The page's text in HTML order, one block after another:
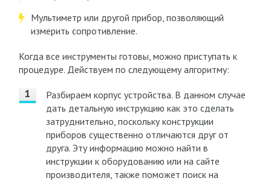
Мультиметр или другой прибор, позволяющий
измерить сопротивление.
Когда все инструменты готовы, можно приступать к
процедуре. Действуем по следующему алгоритму:
Разбираем корпус устройства. В данном случае
дать детальную инструкцию как это сделать
затруднительно, поскольку конструкции
приборов существенно отличаются друг от
друга. Эту информацию можно найти в
инструкции к оборудованию или на сайте
производителя, также поможет поиск на